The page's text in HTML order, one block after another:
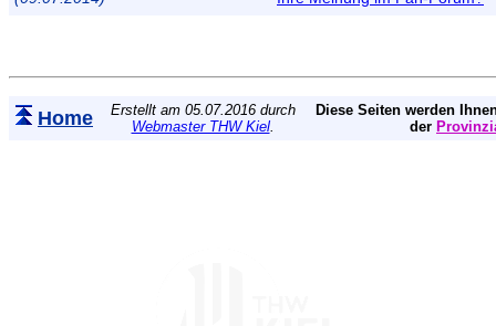
Home
Erstellt am 05.07.2016 durch
Webmaster THW Kiel.
Diese Seiten werden
der